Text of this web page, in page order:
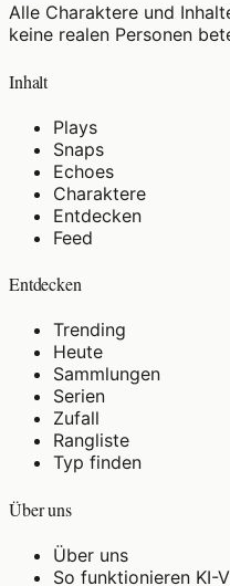
Alle Charaktere und
keine realen Personen
Inhalt
Plays
Snaps
Echoes
Charaktere
Entdecken
Feed
Entdecken
Trending
Heute
Sammlungen
Serien
Zufall
Rangliste
Typ finden
Über uns
Über uns
So funktionieren KI-